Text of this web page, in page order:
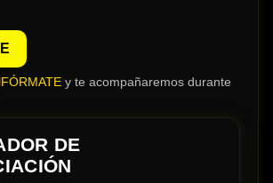
y te acompañaremos durante
DE